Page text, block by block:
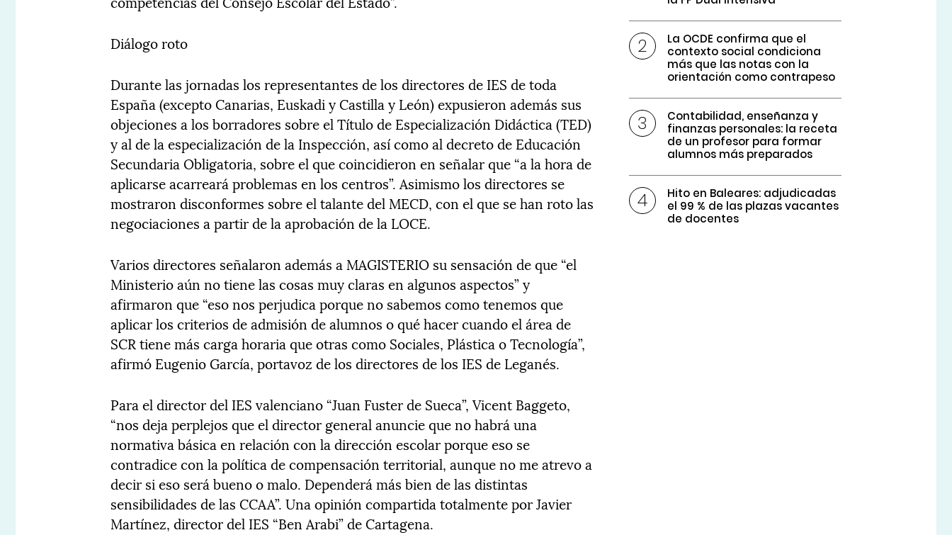
Diálogo roto
Durante las jornadas los representantes de los directores de IES de toda
España (excepto Canarias, Euskadi y Castilla y León) expusieron además sus
objeciones a los borradores sobre el Título de Especialización Didáctica (TED)
y al de la especialización de la Inspección, así como al decreto de Educación
Secundaria Obligatoria, sobre el que coincidieron en señalar que “a la hora de
aplicarse acarreará problemas en los centros”. Asimismo los directores se
mostraron disconformes sobre el talante del MECD, con el que se han roto las
negociaciones a partir de la aprobación de la LOCE.
Varios directores señalaron además a MAGISTERIO su sensación de que “el
Ministerio aún no tiene las cosas muy claras en algunos aspectos” y
afirmaron que “eso nos perjudica porque no sabemos como tenemos que
aplicar los criterios de admisión de alumnos o qué hacer cuando el área de
SCR tiene más carga horaria que otras como Sociales, Plástica o Tecnología”,
afirmó Eugenio García, portavoz de los directores de los IES de Leganés.
Para el director del IES valenciano “Juan Fuster de Sueca”, Vicent Baggeto,
“nos deja perplejos que el director general anuncie que no habrá una
normativa básica en relación con la dirección escolar porque eso se
contradice con la política de compensación territorial, aunque no me atrevo a
decir si eso será bueno o malo. Dependerá más bien de las distintas
sensibilidades de las CCAA”. Una opinión compartida totalmente por Javier
Martínez, director del IES “Ben Arabi” de Cartagena.
La OCDE confirma que el
contexto social condiciona
más que las notas con la
orientación como contrapeso
Contabilidad, enseñanza y
finanzas personales: la receta
de un profesor para formar
alumnos más preparados
Hito en Baleares: adjudicadas
el 99 % de las plazas vacantes
de docentes